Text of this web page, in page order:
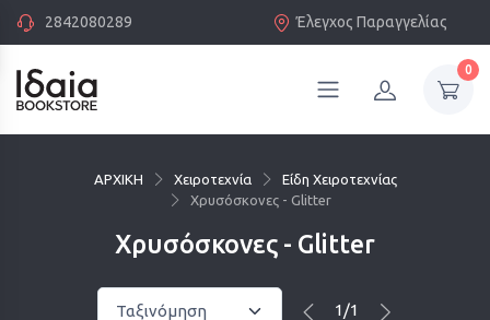
2842080289 Έλεγχος Παραγγελίας
0
ΑΡΧΙΚΗ Χειροτεχνία
Είδη Χειροτεχνίας
Χρυσόσκονες - Glitter
Χρυσόσκονες - Glitter
1/1